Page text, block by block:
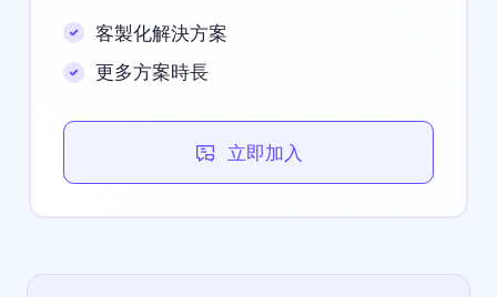
客製化解決方案
更多方案時長
立即加入